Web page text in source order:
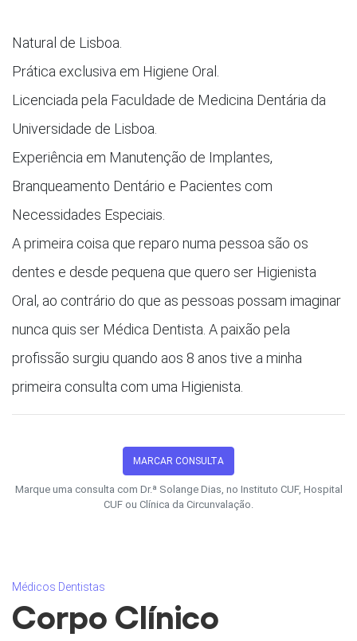
Natural de Lisboa.
Prática exclusiva em Higiene Oral.
Licenciada pela Faculdade de Medicina Dentária da
Universidade de Lisboa.
Experiência em Manutenção de Implantes,
Branqueamento Dentário e Pacientes com
Necessidades Especiais.
A primeira coisa que reparo numa pessoa são os
dentes e desde pequena que quero ser Higienista
Oral, ao contrário do que as pessoas possam imaginar
nunca quis ser Médica Dentista. A paixão pela
profissão surgiu quando aos 8 anos tive a minha
primeira consulta com uma Higienista.
MARCAR CONSULTA
Marque uma consulta com Dr.ª Solange Dias, no Instituto CUF, Hospital
CUF ou Clínica da Circunvalação.
Médicos Dentistas
Corpo Clínico